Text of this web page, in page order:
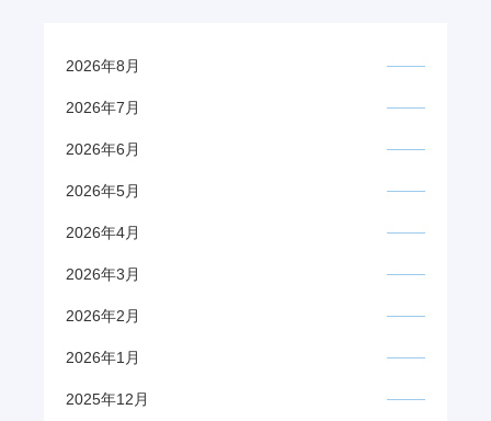
2026年8月
2026年7月
2026年6月
2026年5月
2026年4月
2026年3月
2026年2月
2026年1月
2025年12月